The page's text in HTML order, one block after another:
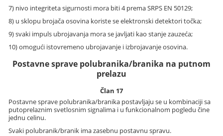
7) nivo integriteta sigurnosti mora biti 4 prema SRPS EN 50129;
8) u sklopu brojača osovina koriste se elektronski detektori točka;
9) svaki impuls ubrojavanja mora se javljati kao stanje zauzeća;
10) omogući istovremeno ubrojavanje i izbrojavanje osovina.
Postavne sprave polubranika/branika na putnom
prelazu
Član 17
Postavne sprave polubranika/branika postavljaju se u kombinaciji sa
putoprelaznim svetlosnim signalima i u funkcionalnom pogledu čine
jednu celinu.
Svaki polubranik/branik ima zasebnu postavnu spravu.